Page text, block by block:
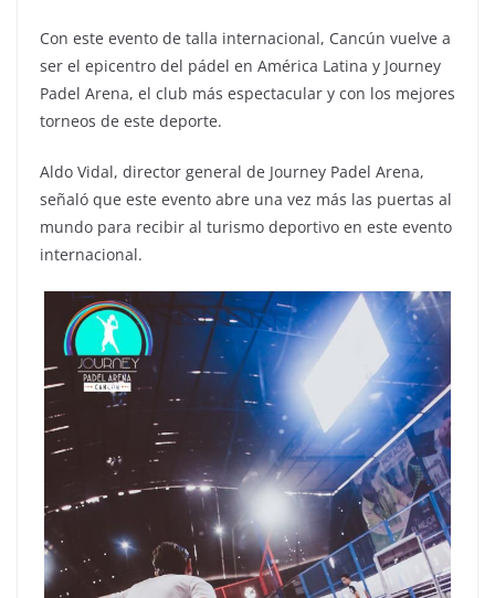
Con este evento de talla internacional, Cancún vuelve a
ser el epicentro del pádel en América Latina y Journey
Padel Arena, el club más espectacular y con los mejores
torneos de este deporte.
Aldo Vidal, director general de Journey Padel Arena,
señaló que este evento abre una vez más las puertas al
mundo para recibir al turismo deportivo en este evento
internacional.